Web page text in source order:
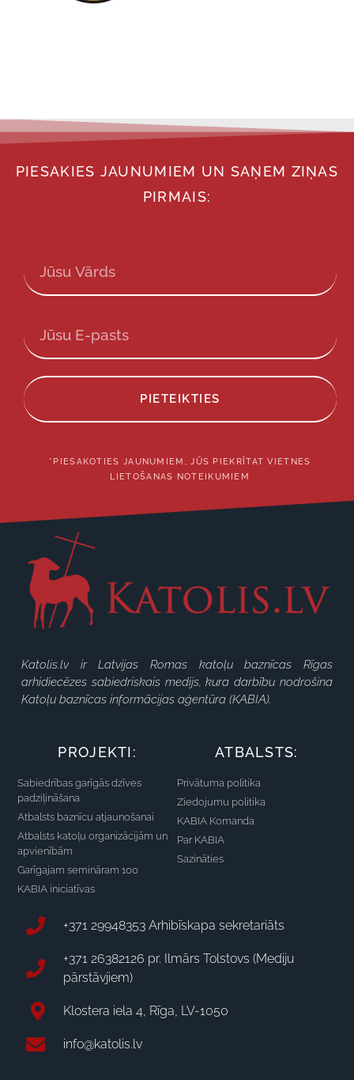
PIESAKIES JAUNUMIEM UN SAŅEM ZIŅAS
PIRMAIS:
PIETEIKTIES
*PIESAKOTIES JAUNUMIEM, JŪS PIEKRĪTAT VIETNES
LIETOŠANAS NOTEIKUMIEM
Katolis.lv ir Latvijas Romas katoļu baznīcas Rīgas
arhidiecēzes sabiedriskais medijs, kura darbību nodrošina
Katoļu baznīcas informācijas aģentūra (KABIA).
PROJEKTI:
Sabiedrības garīgās dzīves
padziļināšana
Atbalsts baznīcu atjaunošanai
Atbalsts katoļu organizācijām un
apvienībām
Garīgajam semināram 100
KABIA iniciatīvas
ATBALSTS:
Privātuma politika
Ziedojumu politika
KABIA Komanda
Par KABIA
Sazināties
+371 29948353 Arhibīskapa sekretariāts
+371 26382126 pr. Ilmārs Tolstovs (Mediju
pārstāvjiem)
Klostera iela 4, Rīga, LV-1050
info@katolis.lv